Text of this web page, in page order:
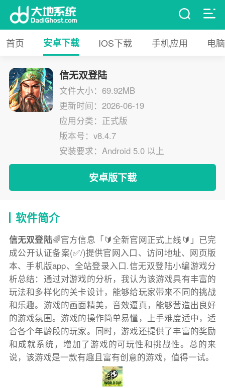
首页 安卓下载 IOS下载 手机应用 电
信无双登陆
文件大小：69.92MB
更新时间：2026-06-19
应用分类：正式版
版本号：v8.4.7
安装要求：Android 5.0 以上
安卓版下载
软件简介
信无双登陆🌈官方信息「🔰全新官网正式上线🔰」已完
成公开认证备案(✅/)提供官网入口、访问地址、网页版
本、手机版app、全站登录入口.信无双登陆小编游戏分
析总结：通过对游戏的分析，我认为该游戏具有丰富的
玩法和多样化的关卡设计，能够给玩家带来不同的挑战
和乐趣。游戏的画面精美，音效逼真，能够营造出良好
的游戏氛围。游戏的操作简单易懂，上手难度适中，适
合各个年龄段的玩家。同时，游戏还提供了丰富的奖励
和成就系统，增加了游戏的可玩性和挑战性。总的来
说，该游戏是一款有趣且富有创意的游戏，值得一试。